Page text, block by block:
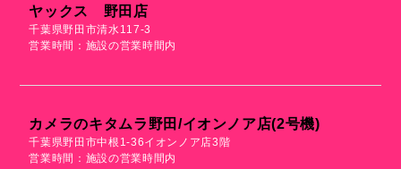
ヤックス 野田店
千葉県野田市清水117-3
営業時間：施設の営業時間内
カメラのキタムラ野田/イオンノア店(2号機)
千葉県野田市中根1-36イオンノア店3階
営業時間：施設の営業時間内